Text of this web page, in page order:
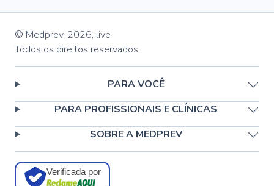
© Medprev, 2026, live
Todos os direitos reservados
PARA VOCÊ
PARA PROFISSIONAIS E CLÍNICAS
SOBRE A MEDPREV
Verificada por